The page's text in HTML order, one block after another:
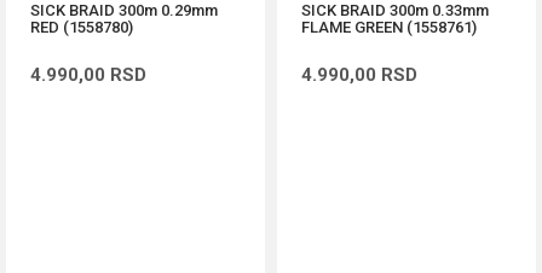
SICK BRAID 300m 0.29mm
RED (1558780)
4.990,00 RSD
SICK BRAID 300m 0.33mm
FLAME GREEN (1558761)
4.990,00 RSD